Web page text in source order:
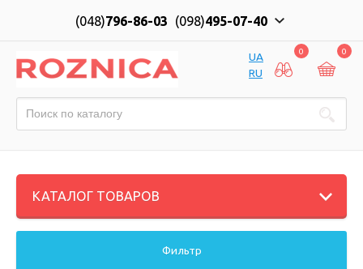
(048)796-86-03 (098)495-07-40
UA
RU
0 0
КАТАЛОГ ТОВАРОВ
Фильтр